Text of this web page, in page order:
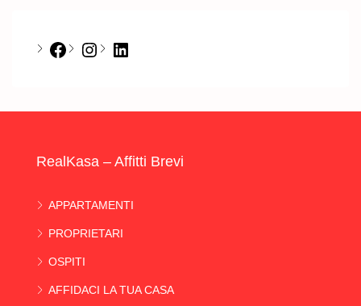
RealKasa – Affitti Brevi
APPARTAMENTI
PROPRIETARI
OSPITI
AFFIDACI LA TUA CASA